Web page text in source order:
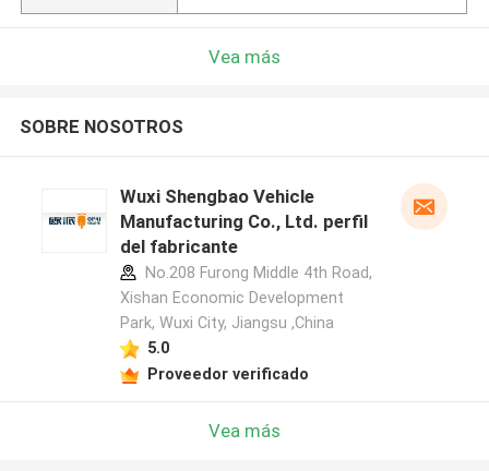
Vea más
SOBRE NOSOTROS
Wuxi Shengbao Vehicle
Manufacturing Co., Ltd. perfil
del fabricante
No.208 Furong Middle 4th Road,
Xishan Economic Development
Park, Wuxi City, Jiangsu ,China
5.0
Proveedor verificado
Vea más